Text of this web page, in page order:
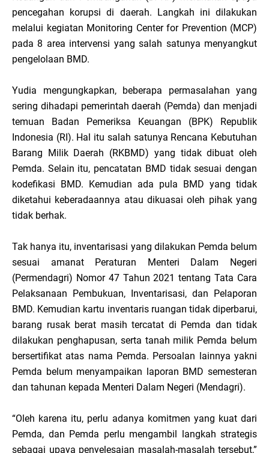
pencegahan korupsi di daerah. Langkah ini dilakukan
melalui kegiatan Monitoring Center for Prevention (MCP)
pada 8 area intervensi yang salah satunya menyangkut
pengelolaan BMD.
Yudia mengungkapkan, beberapa permasalahan yang
sering dihadapi pemerintah daerah (Pemda) dan menjadi
temuan Badan Pemeriksa Keuangan (BPK) Republik
Indonesia (RI). Hal itu salah satunya Rencana Kebutuhan
Barang Milik Daerah (RKBMD) yang tidak dibuat oleh
Pemda. Selain itu, pencatatan BMD tidak sesuai dengan
kodefikasi BMD. Kemudian ada pula BMD yang tidak
diketahui keberadaannya atau dikuasai oleh pihak yang
tidak berhak.
Tak hanya itu, inventarisasi yang dilakukan Pemda belum
sesuai amanat Peraturan Menteri Dalam Negeri
(Permendagri) Nomor 47 Tahun 2021 tentang Tata Cara
Pelaksanaan Pembukuan, Inventarisasi, dan Pelaporan
BMD. Kemudian kartu inventaris ruangan tidak diperbarui,
barang rusak berat masih tercatat di Pemda dan tidak
dilakukan penghapusan, serta tanah milik Pemda belum
bersertifikat atas nama Pemda. Persoalan lainnya yakni
Pemda belum menyampaikan laporan BMD semesteran
dan tahunan kepada Menteri Dalam Negeri (Mendagri).
“Oleh karena itu, perlu adanya komitmen yang kuat dari
Pemda, dan Pemda perlu mengambil langkah strategis
sebagai upaya penyelesaian masalah-masalah tersebut,”